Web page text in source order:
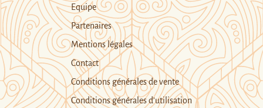
Equipe
Partenaires
Mentions légales
Contact
Conditions générales de vente
Conditions générales d’utilisation